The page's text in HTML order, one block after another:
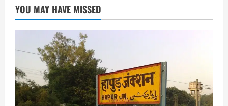
YOU MAY HAVE MISSED